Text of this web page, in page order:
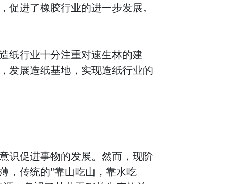
进了橡胶行业的进一步发展。
纸行业十分注重对速生林的建
发展造纸基地，实现造纸行业的
识促进事物的发展。然而，现阶
，传统的"靠山吃山，靠水吃